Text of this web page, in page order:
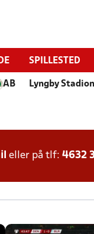
SPILLESTED
AB Lyngby Stadion
eller på tlf: 4632